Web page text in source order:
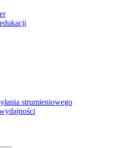
strumieniowego